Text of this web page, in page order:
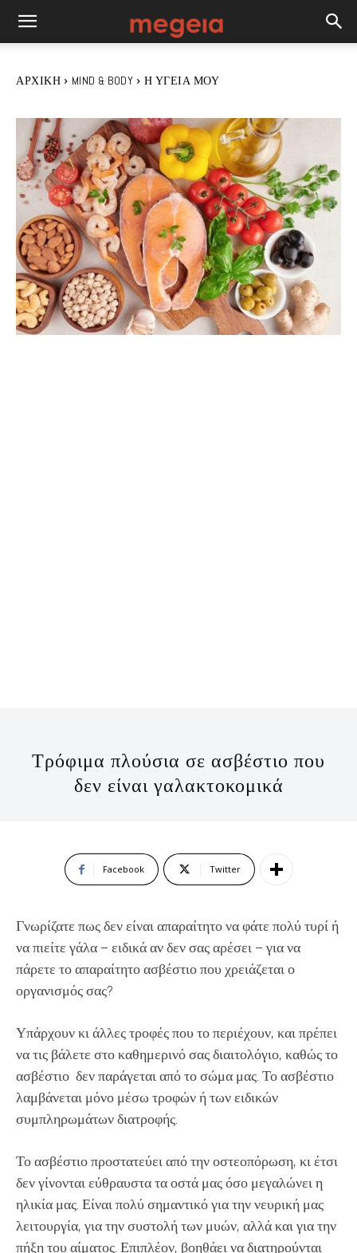
ΑΡΧΙΚΉ MIND & BODY Η ΥΓΕΊΑ ΜΟΥ
Τρόφιμα πλούσια σε ασβέστιο που
δεν είναι γαλακτοκομικά
Facebook Twitter
Γνωρίζατε πως δεν είναι απαραίτητο να φάτε πολύ τυρί ή
να πιείτε γάλα – ειδικά αν δεν σας αρέσει – για να
πάρετε το απαραίτητο ασβέστιο που χρειάζεται ο
οργανισμός σας?
Υπάρχουν κι άλλες τροφές που το περιέχουν, και πρέπει
να τις βάλετε στο καθημερινό σας διαιτολόγιο, καθώς το
ασβέστιο δεν παράγεται από το σώμα μας. Το ασβέστιο
λαμβάνεται μόνο μέσω τροφών ή των ειδικών
συμπληρωμάτων διατροφής.
Το ασβέστιο προστατεύει από την οστεοπόρωση, κι έτσι
δεν γίνονται εύθραυστα τα οστά μας όσο μεγαλώνει η
ηλικία μας. Είναι πολύ σημαντικό για την νευρική μας
λειτουργία, για την συστολή των μυών, αλλά και για την
πήξη του αίματος. Επιπλέον, βοηθάει να διατηρούνται